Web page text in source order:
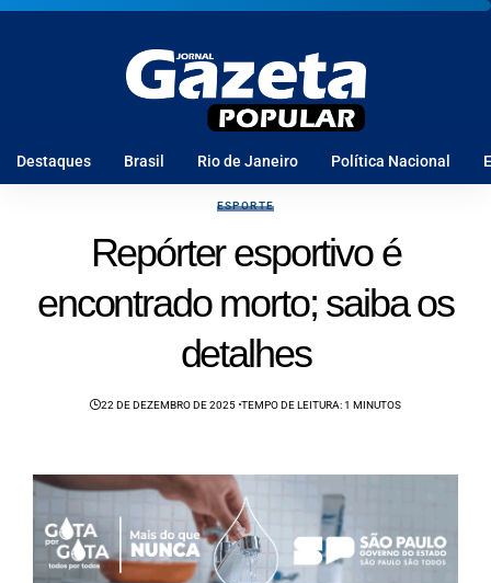
Destaques Brasil Rio de Janeiro Política Nacional
ESPORTE
Repórter esportivo é
encontrado morto; saiba os
detalhes
22 DE DEZEMBRO DE 2025 TEMPO DE LEITURA: 1 MINUTOS